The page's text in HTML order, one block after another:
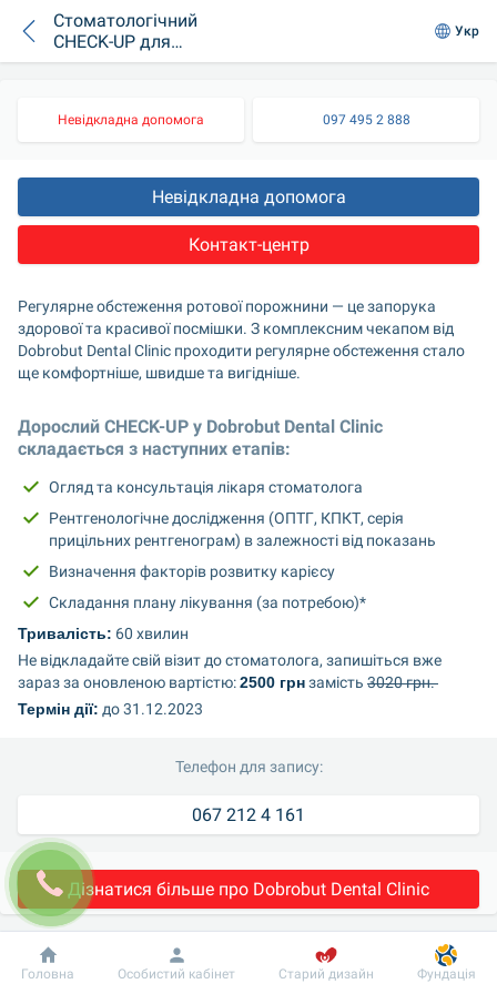
Стоматологічний
CHECK-UP для
дорослих
Укр
Невідкладна допомога 097 495 2 888
Невідкладна допомога
Контакт-центр
Регулярне обстеження ротової порожнини — це запорука
здорової та красивої посмішки. З комплексним чекапом від
Dobrobut Dental Clinic проходити регулярне обстеження стало
ще комфортніше, швидше та вигідніше.
Дорослий CHECK-UP у Dobrobut Dental Clinic
складається з наступних етапів:
Огляд та консультація лікаря стоматолога
Рентгенологічне дослідження (ОПТГ, КПКТ, серія
прицільних рентгенограм) в залежності від показань
Визначення факторів розвитку карієсу
Складання плану лікування (за потребою)*
Тривалість: 60 хвилин
Не відкладайте свій візит до стоматолога, запишіться вже
зараз за оновленою вартістю: 2500 грн замість 3020 грн.
Термін дії: до 31.12.2023
Телефон для запису:
067 212 4 161
Дізнатися більше про Dobrobut Dental Clinic
Добробут
Інформація Пацієнту
Головна Особистий кабінет Старий дизайн Фундація